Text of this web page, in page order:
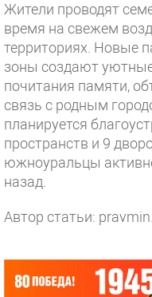
Жители проводят
время на свежем
территориях. Новые
зоны создают
почитания памяти,
связь с родным
планируется
пространств и 9
южноуральцы
назад.
Автор статьи: